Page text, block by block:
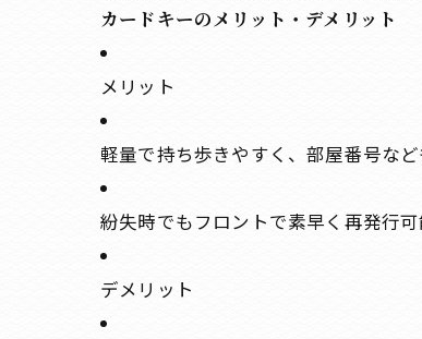
カードキーのメリット・デメリット
メリット
軽量で持ち歩きやすく、部屋番号な
紛失時でもフロントで素早く再発行
デメリット